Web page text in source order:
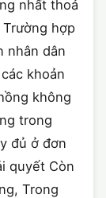
nhất thoả
hợp
nhân dân
khoản
không
trong
đủ ở đơn
quyết Còn
Trong